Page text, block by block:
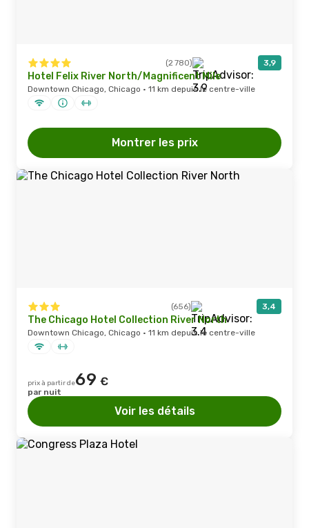
(2 780) 3,9
Hotel Felix River North/Magnificent Mile
Downtown Chicago, Chicago · 11 km depuis le centre-ville
Montrer les prix
(656) 3,4
The Chicago Hotel Collection River North
Downtown Chicago, Chicago · 11 km depuis le centre-ville
prix à partir de69 €
par nuit
Voir les détails